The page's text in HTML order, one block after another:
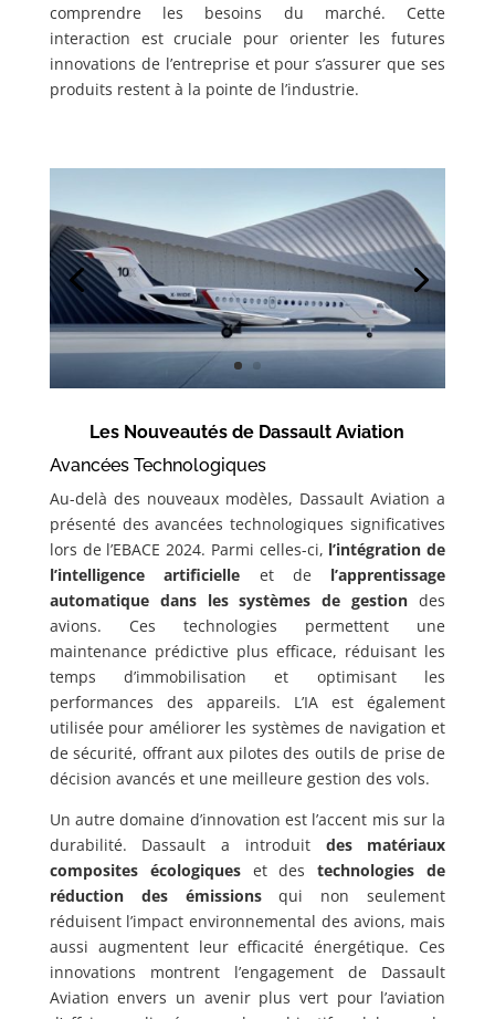
comprendre les besoins du marché. Cette
interaction est cruciale pour orienter les futures
innovations de l’entreprise et pour s’assurer que ses
produits restent à la pointe de l’industrie.
Les Nouveautés de Dassault Aviation
Avancées Technologiques
Au-delà des nouveaux modèles, Dassault Aviation a
présenté des avancées technologiques significatives
lors de l’EBACE 2024. Parmi celles-ci, l’intégration de
l’intelligence artificielle et de l’apprentissage
automatique dans les systèmes de gestion des
avions. Ces technologies permettent une
maintenance prédictive plus efficace, réduisant les
temps d’immobilisation et optimisant les
performances des appareils. L’IA est également
utilisée pour améliorer les systèmes de navigation et
de sécurité, offrant aux pilotes des outils de prise de
décision avancés et une meilleure gestion des vols.
Un autre domaine d’innovation est l’accent mis sur la
durabilité. Dassault a introduit des matériaux
composites écologiqueset destechnologies de
réduction des émissionsqui non seulement
réduisent l’impact environnemental des avions, mais
aussi augmentent leur efficacité énergétique. Ces
innovations montrent l’engagement de Dassault
Aviation envers un avenir plus vert pour l’aviation